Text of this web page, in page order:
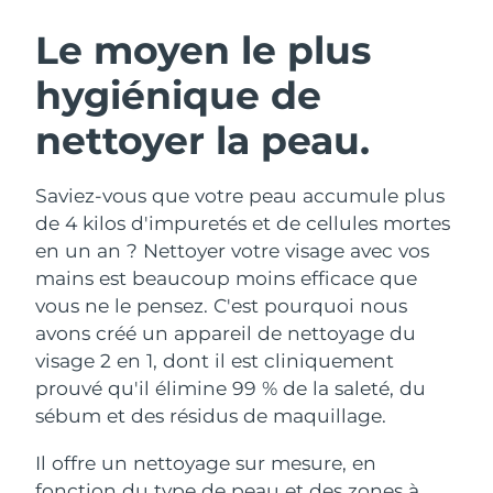
Le moyen le plus
hygiénique de
nettoyer la peau.
Saviez-vous que votre peau accumule plus
de 4 kilos d'impuretés et de cellules mortes
en un an ? Nettoyer votre visage avec vos
mains est beaucoup moins efficace que
vous ne le pensez. C'est pourquoi nous
avons créé un appareil de nettoyage du
visage 2 en 1, dont il est cliniquement
prouvé qu'il élimine 99 % de la saleté, du
sébum et des résidus de maquillage.
Il offre un nettoyage sur mesure, en
Nettoyage du visage
Anti-aging massage
LUNA™ 4 Plus
Massage, LED heating
LUNA™ 4 Men
For men, anti-aging massage
Lifting
Microcurrent toning
BEAR™ 2 go
Microcurrent toning on-the-go
BEAR™ 2 eyes & lips
Microcurrent line smoothing device
Hydratation
UFO™ 3 coffret
Deep facial hydration
UFO™ 3 LED
Near-infrared and red light therapy
device
Soin bucco-dentaire
issa™ 4
Hybrid silicone sonic toothbrush
issa™ 4 plus
FAQ™ TRAITEMENT ANTI-ÂGE
Anti-âge Traitements LED
NEW
Autriche Livraison estimée
Bahreïn Livraison estimée
Belgique Livraison estimée
Bermudes Livraison estimée 16/08/2026
Bosnie-Herzégovine Livraison estimée
15/08/2026
Bulgarie Livraison estimée10/08/2026
Canada Livraison estimée14/08/2026